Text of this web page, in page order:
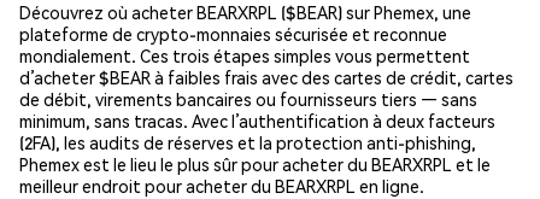
Découvrez où acheter BEARXRPL ($BEAR) sur Phemex, une
plateforme de crypto-monnaies sécurisée et reconnue
mondialement. Ces trois étapes simples vous permettent
d’acheter $BEAR à faibles frais avec des cartes de crédit, cartes
de débit, virements bancaires ou fournisseurs tiers — sans
minimum, sans tracas. Avec l’authentification à deux facteurs
(2FA), les audits de réserves et la protection anti-phishing,
Phemex est le lieu le plus sûr pour acheter du BEARXRPL et le
meilleur endroit pour acheter du BEARXRPL en ligne.